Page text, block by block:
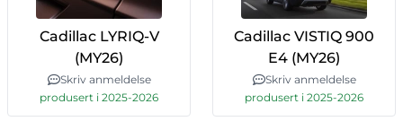
Cadillac LYRIQ-V
(MY26)
Skriv anmeldelse
produsert i 2025-2026
Cadillac VISTIQ 900
E4 (MY26)
Skriv anmeldelse
produsert i 2025-2026